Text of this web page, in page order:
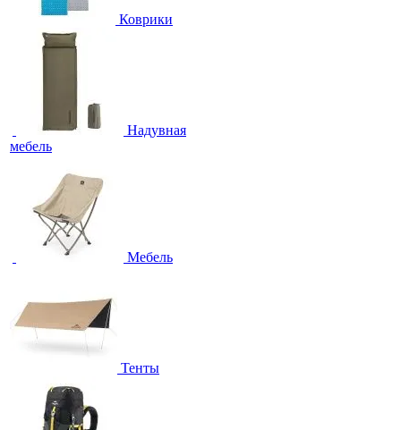
Коврики
Надувная
мебель
Мебель
Тенты